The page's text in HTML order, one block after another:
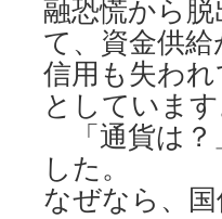
融恐慌から
て、資金供
信用も失わ
としています
「通貨は？
した。
なぜなら、